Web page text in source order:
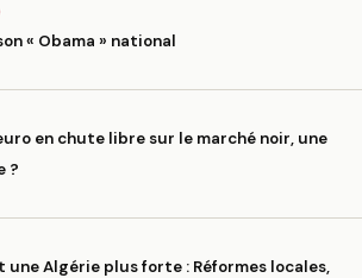
« Obama » national
en chute libre sur le marché noir, une
?
une Algérie plus forte : Réformes locales,